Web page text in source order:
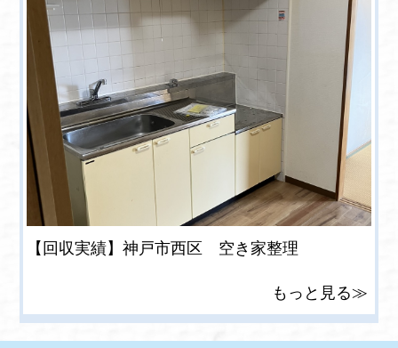
【回収実績】神戸市西区 空き家整理
もっと見る≫